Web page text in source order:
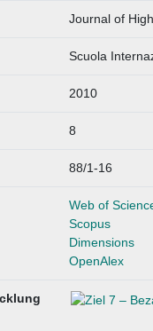
Journal of
Scuola
2010
8
88/1-16
Web of
Scopus
Dimensions
OpenAlex